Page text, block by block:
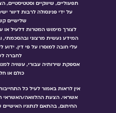
תפעוליים, שיווקיים וסטטיסטיים,
על ידי פנינסולה לרבות דיוור
שלישיים
לצורך מימוש המטרות דלעיל או
המידע נעשית מרצוני ובהסכמתי,
עלי חובה למוסרו על פי דין.
לחברה
אספקת שירותיה עבורי, עשויה
כולם או
אין לראות באמור לעיל כל
אשראי. הצעת ההלוואה/האשראי
החיתום, בהתאם לנתוניו